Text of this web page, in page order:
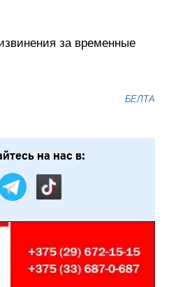
за временные
БЕЛТА
на нас в: